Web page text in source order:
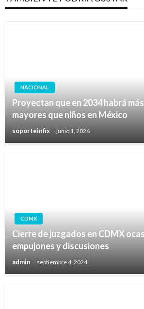
NACIONAL
Proyectan que en 2034 habrá
mayores que niños en México
soporteinfix junio 1, 2026
CDMX
Cierre de juzgados en CDMX
empujones y discusiones
admin septiembre 4, 2024